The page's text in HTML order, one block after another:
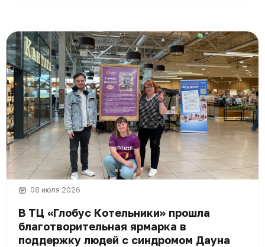
08 июля 2026
В ТЦ «Глобус Котельники» прошла
благотворительная ярмарка в
поддержку людей с синдромом Дауна